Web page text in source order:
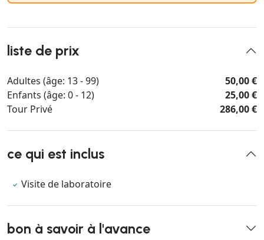
liste de prix
Adultes (âge: 13 - 99)
50,00 €
Enfants (âge: 0 - 12)
25,00 €
Tour Privé
286,00 €
ce qui est inclus
Visite de laboratoire
bon à savoir à l'avance